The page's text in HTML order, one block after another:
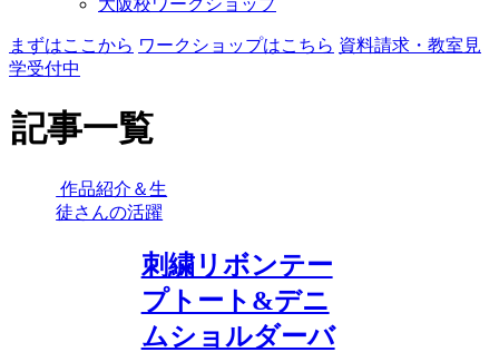
大阪校ワークショップ
まずはここから ワークショップはこちら 資料請求・教室見
学受付中
記事一覧
作品紹介＆生
徒さんの活躍
刺繍リボンテー
プトート&デニ
ムショルダーバ